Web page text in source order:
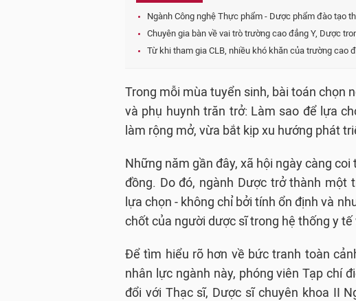
Ngành Công nghệ Thực phẩm - Dược phẩm đào tạo
Chuyên gia bàn về vai trò trường cao đẳng Y, Dược
Từ khi tham gia CLB, nhiều khó khăn của trường cao
Trong mỗi mùa tuyển sinh, bài toán chọn
và phụ huynh trăn trở: Làm sao để lựa
làm rộng mở, vừa bắt kịp xu hướng phát
Những năm gần đây, xã hội ngày càng
đồng. Do đó, ngành Dược trở thành
lựa chọn - không chỉ bởi tính ổn định và
chốt của người dược sĩ trong hệ thống y tế
Để tìm hiểu rõ hơn về bức tranh toàn
nhân lực ngành này, phóng viên Tạp chí
đổi với Thạc sĩ, Dược sĩ chuyên khoa II